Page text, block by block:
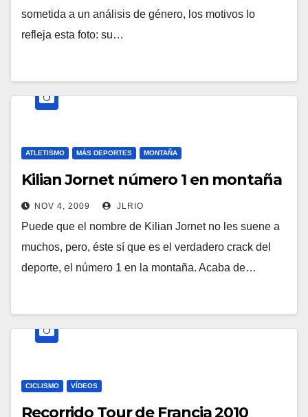
sometida a un análisis de género, los motivos lo
refleja esta foto: su…
ATLETISMO MÁS DEPORTES MONTAÑA
Kilian Jornet número 1 en montaña
NOV 4, 2009 JLRIO
Puede que el nombre de Kilian Jornet no les suene a
muchos, pero, éste sí que es el verdadero crack del
deporte, el número 1 en la montaña. Acaba de…
CICLISMO VÍDEOS
Recorrido Tour de Francia 2010